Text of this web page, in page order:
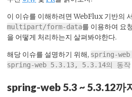
이 이슈를 이해하려면 WebFlux 기반의
multipart/form-data를 이용하여 요
을 어떻게 처리하는지 살펴봐야한다.
해당 이슈를 설명하기 위해, spring-
spring-web 5.3.13, 5.3.14의 동작
spring-web 5.3 ~ 5.3.12까